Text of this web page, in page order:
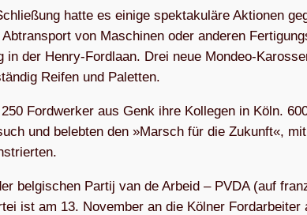
hatte es einige spekta­ku­läre Aktio­nen
von Maschi­nen oder ande­ren
in der Henry-Ford­laan. Drei neue Mon­deo-
Rei­fen und Paletten.
Ford­werker aus Genk ihre Kolle­gen in Köln.
und beleb­ten den »Marsch für die Zukunft«,
bel­gi­schen Par­tij van de Arbeid – PVDA (auf
ist am 13. No­vem­ber an die Köl­ner